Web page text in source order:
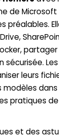
de Microsoft
préalables.
sécurisée.
leurs
modèles dans
pratiques
et des